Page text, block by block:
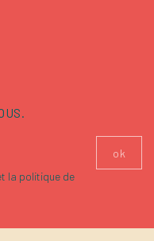
la politique de